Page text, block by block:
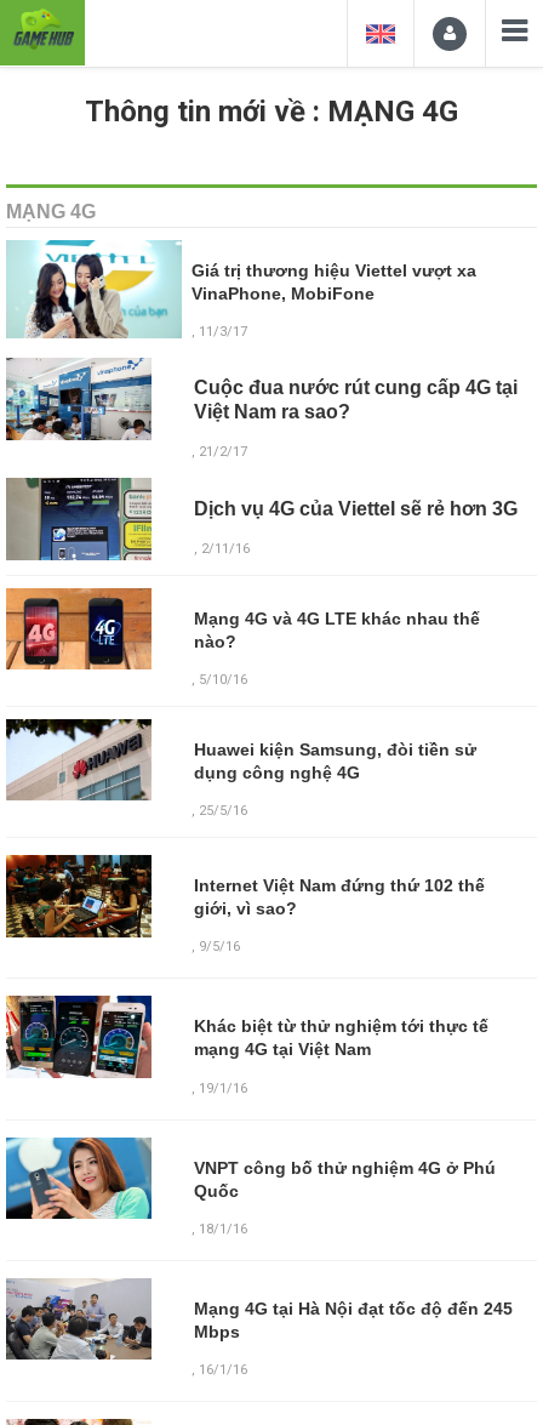
Thông tin mới về : MẠNG 4G
MẠNG 4G
Giá trị thương hiệu Viettel vượt xa
VinaPhone, MobiFone
, 11/3/17
Cuộc đua nước rút cung cấp 4G tại
Việt Nam ra sao?
, 21/2/17
Dịch vụ 4G của Viettel sẽ rẻ hơn 3G
, 2/11/16
Mạng 4G và 4G LTE khác nhau thế
nào?
, 5/10/16
Huawei kiện Samsung, đòi tiền sử
dụng công nghệ 4G
, 25/5/16
Internet Việt Nam đứng thứ 102 thế
giới, vì sao?
, 9/5/16
Khác biệt từ thử nghiệm tới thực tế
mạng 4G tại Việt Nam
19/1/16
VNPT công bố thử nghiệm 4G ở Phú
Quốc
, 18/1/16
Mạng 4G tại Hà Nội đạt tốc độ đến 245
Mbps
, 16/1/16